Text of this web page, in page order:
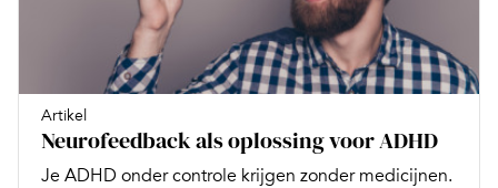
Artikel
Neurofeedback als oplossing voor ADHD
Je ADHD onder controle krijgen zonder medicijnen.